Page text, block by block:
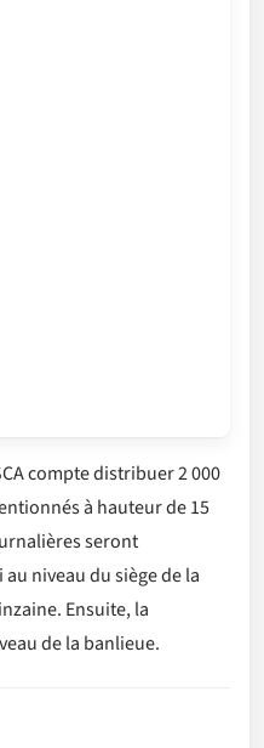
compte distribuer 2 000
à hauteur de 15
seront
niveau du siège de la
Ensuite, la
de la banlieue.